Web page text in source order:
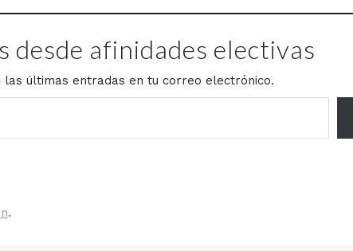
desde afinidades electivas
las últimas entradas en tu correo electrónico.
.